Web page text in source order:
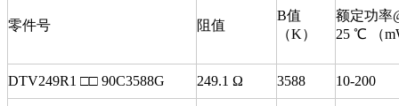
零件号 阻值
B值
（K）
额定功率
25 ℃ （
DTV249R1 □□ 90C3588G 249.1 Ω 3588 10-200